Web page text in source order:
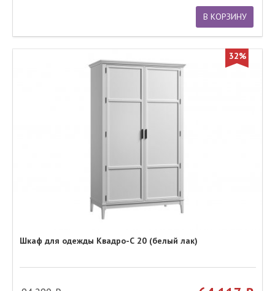
В КОРЗИНУ
32%
Шкаф для одежды Квадро-С 20 (белый лак)